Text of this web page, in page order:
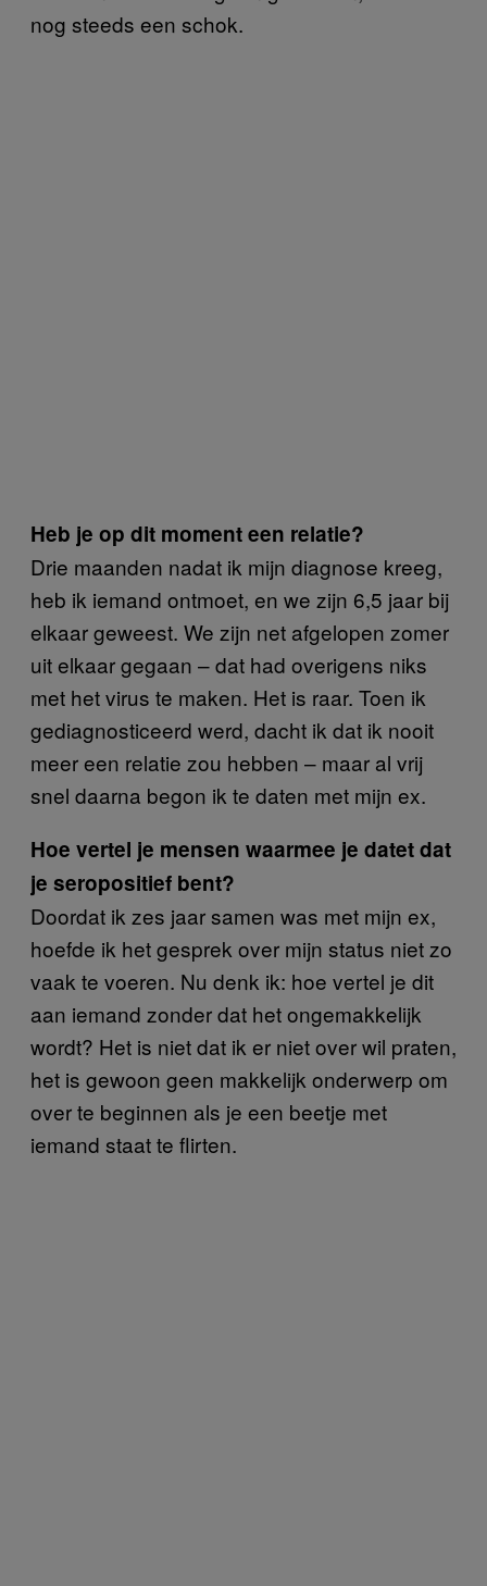
nog steeds een schok.
Heb je op dit moment een relatie?
Drie maanden nadat ik mijn diagnose kreeg,
heb ik iemand ontmoet, en we zijn 6,5 jaar bij
elkaar geweest. We zijn net afgelopen zomer
uit elkaar gegaan – dat had overigens niks
met het virus te maken. Het is raar. Toen ik
gediagnosticeerd werd, dacht ik dat ik nooit
meer een relatie zou hebben – maar al vrij
snel daarna begon ik te daten met mijn ex.
Hoe vertel je mensen waarmee je datet dat
je seropositief bent?
Doordat ik zes jaar samen was met mijn ex,
hoefde ik het gesprek over mijn status niet zo
vaak te voeren. Nu denk ik: hoe vertel je dit
aan iemand zonder dat het ongemakkelijk
wordt? Het is niet dat ik er niet over wil praten,
het is gewoon geen makkelijk onderwerp om
over te beginnen als je een beetje met
iemand staat te flirten.